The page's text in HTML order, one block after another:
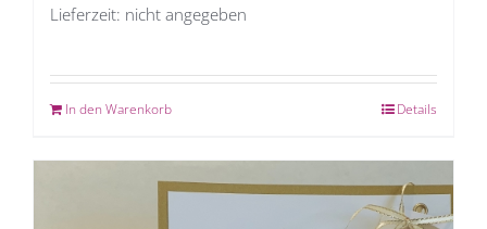
Lieferzeit: nicht angegeben
In den Warenkorb Details